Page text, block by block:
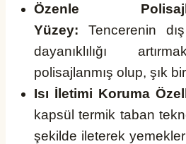
Özenle
Yüzey: Tencerenin
dayanıklılığı
polisajlanmış olup, şık
Isı İletimi Koruma
kapsül termik taban
şekilde ileterek